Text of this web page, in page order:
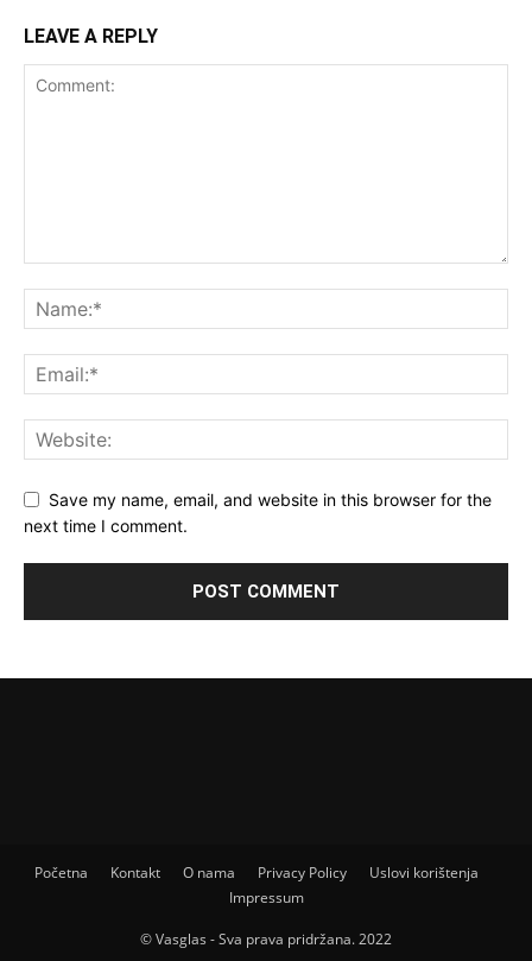
LEAVE A REPLY
Save my name, email, and website in this browser for the
next time I comment.
Početna Kontakt O nama Privacy Policy
Uslovi korištenja
Impressum
© Vasglas - Sva prava pridržana. 2022